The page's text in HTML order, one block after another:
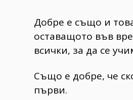
Добре е също и
оставащото във
всички, за да се
Също е добре, че
първи.